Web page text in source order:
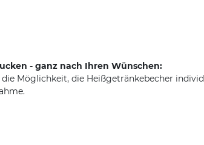
- ganz nach Ihren Wünschen:
Möglichkeit, die Heißgetränkebecher